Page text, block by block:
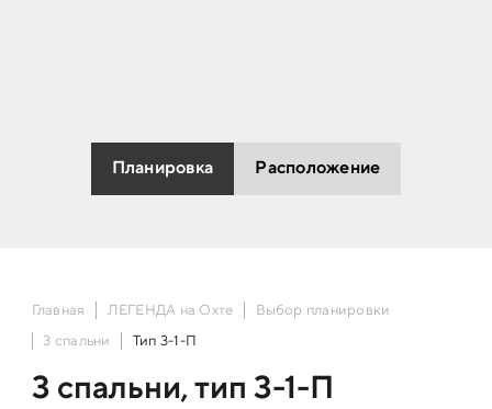
Планировка Расположение
Главная ЛЕГЕНДА на Охте
Выбор планировки
3 спальни
Тип 3-1-П
3 спальни, тип 3-1-П